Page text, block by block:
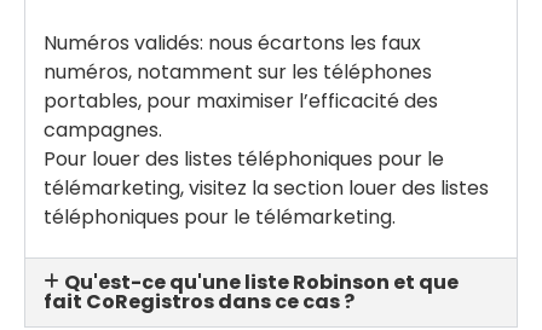
Numéros validés: nous écartons les faux
numéros, notamment sur les téléphones
portables, pour maximiser l’efficacité des
campagnes.
Pour louer des listes téléphoniques pour le
télémarketing, visitez la section louer des listes
téléphoniques pour le télémarketing.
Qu'est-ce qu'une liste Robinson et que
fait CoRegistros dans ce cas ?